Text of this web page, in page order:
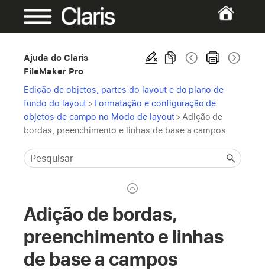
Ajuda do Claris
FileMaker Pro
Edição de objetos, partes do layout e do plano de
fundo do layout> Formatação e configuração de
objetos de campo no Modo de layout> Adição de
bordas, preenchimento e linhas de base a campos
Adição de bordas,
preenchimento e linhas
de base a campos